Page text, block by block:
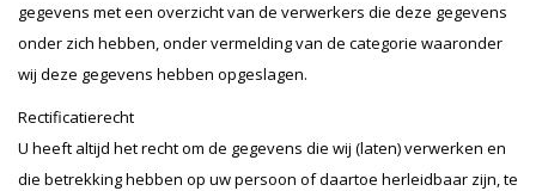
gegevens met een overzicht van de verwerkers die deze gegevens
onder zich hebben, onder vermelding van de categorie waaronder
wij deze gegevens hebben opgeslagen.
Rectificatierecht
U heeft altijd het recht om de gegevens die wij (laten) verwerken en
die betrekking hebben op uw persoon of daartoe herleidbaar zijn, te